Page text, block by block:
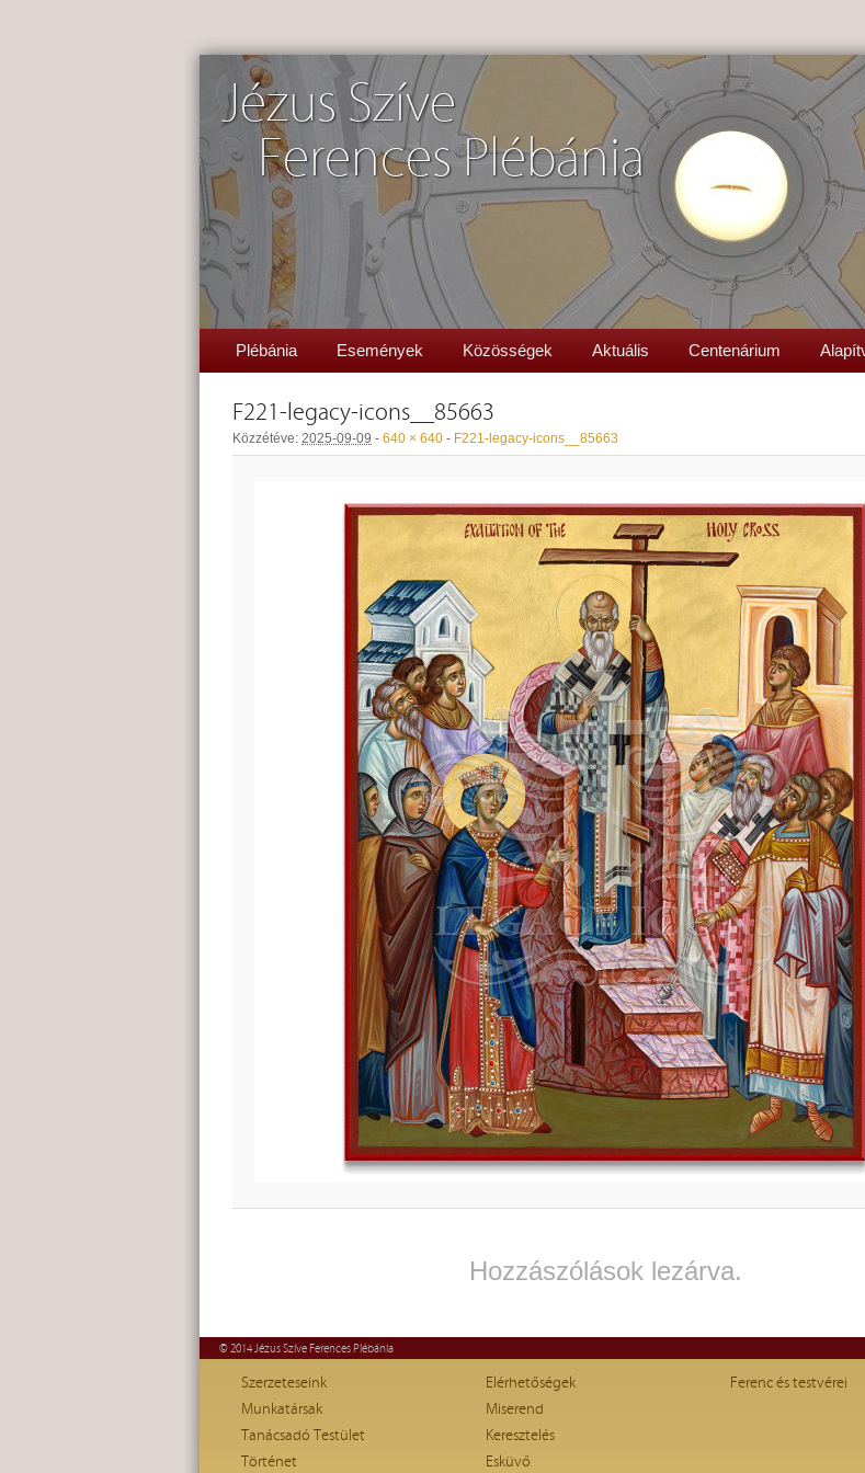
Jézus Szíve
Ferences Plébánia
Plébánia Események Közösségek Aktuális Centenárium
F221-legacy-icons__85663
Közzétéve: 2025-09-09 - 640 × 640 - F221-legacy-icons__85663
Hozzászólások lezárva.
© 2014 Jézus Szíve Ferences Plébánia
Szerzeteseink
Munkatársak
Tanácsadó Testület
Történet
Elérhetőségek
Miserend
Keresztelés
Esküvő
Ferenc és testvérei